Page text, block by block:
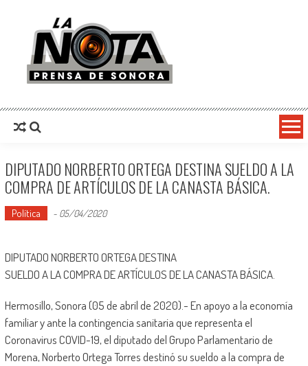
La Nota Prensa De Sonora
DIPUTADO NORBERTO ORTEGA DESTINA SUELDO A LA
COMPRA DE ARTÍCULOS DE LA CANASTA BÁSICA.
Política - 05/04/2020
DIPUTADO NORBERTO ORTEGA DESTINA
SUELDO A LA COMPRA DE ARTÍCULOS DE LA CANASTA BÁSICA.
Hermosillo, Sonora (05 de abril de 2020).- En apoyo a la economía
familiar y ante la contingencia sanitaria que representa el
Coronavirus COVID-19, el diputado del Grupo Parlamentario de
Morena, Norberto Ortega Torres destinó su sueldo a la compra de